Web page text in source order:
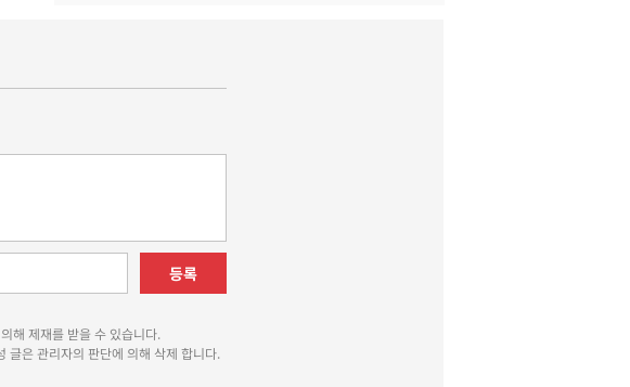
등록
해 제재를 받을 수 있습니다.
글은 관리자의 판단에 의해 삭제 합니다.